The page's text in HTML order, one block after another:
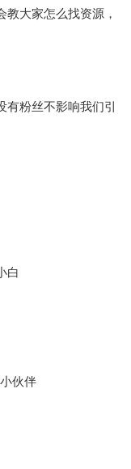
大家怎么找资源，
有粉丝不影响我们引
白​
伙伴​